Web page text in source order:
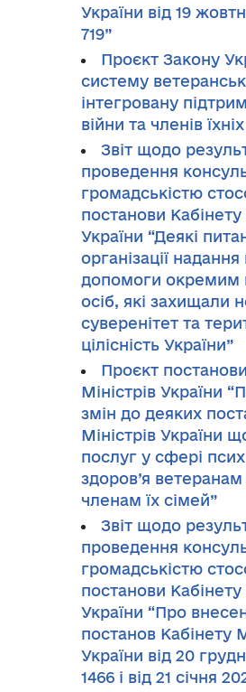
України від 19
719”
Проєкт Закону
систему
інтегровану
війни та членів
Звіт щодо
проведення
громадськістю
постанови Кабінету
України “Деякі
організації
допомоги окремим
осіб, які захищали
суверенітет та
цілісність України”
Проєкт
Міністрів України
змін до деяких
Міністрів України
послуг у сфері
здоров’я ветеранам
членам їх сімей”
Звіт щодо
проведення
громадськістю
постанови Кабінету
України “Про
постанов Кабінету
України від 20
1466 і від 21 січня